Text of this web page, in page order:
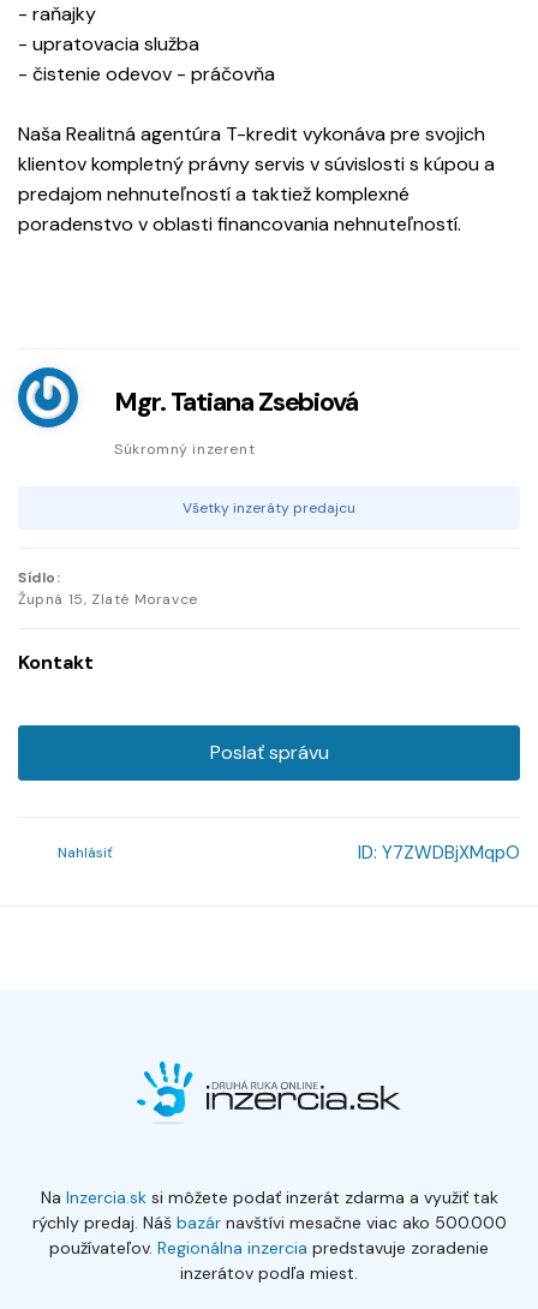
- raňajky
- upratovacia služba
- čistenie odevov - práčovňa
Naša Realitná agentúra T-kredit vykonáva pre svojich
klientov kompletný právny servis v súvislosti s kúpou a
predajom nehnuteľností a taktiež komplexné
poradenstvo v oblasti financovania nehnuteľností.
Mgr. Tatiana Zsebiová
Súkromný inzerent
Všetky inzeráty predajcu
Sídlo:
Župná 15, Zlaté Moravce
Kontakt
Poslať správu
Nahlásiť ID: Y7ZWDBjXMqpO
Na Inzercia.sksi môžete podať inzerát zdarma a využiť tak
rýchly predaj. Náš bazárnavštívi mesačne viac ako 500.000
používateľov. Regionálna inzercia predstavuje zoradenie
inzerátov podľa miest.